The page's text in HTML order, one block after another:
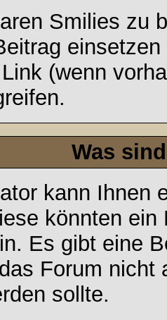
Smilies zu
Link (wenn
Was
kann Ihnen
könnten
Es gibt eine
Forum nicht
sollte.